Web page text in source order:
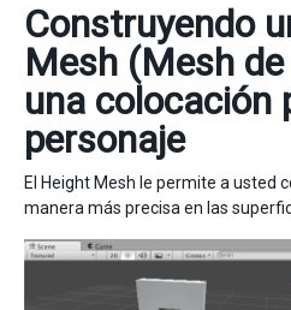
Construyendo
Mesh (Mesh
una colocación
personaje
El Height Mesh le permite a usted
manera más precisa en las